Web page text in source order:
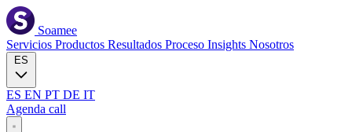
Soamee
Servicios Productos Resultados Proceso Insights Nosotros
ES EN PT DE IT
Agenda call